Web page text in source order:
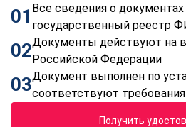
01 Все сведения о документах
государственный реестр
02Документы действуют на
Российской Федерации
03Документ выполнен по
соответствуют
Получить